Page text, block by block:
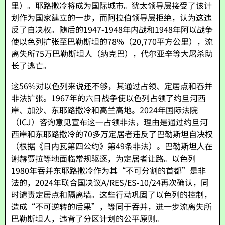
里）。耶路撒冷将成为国际城市。犹太领导层接受了该计
划作为国家建立的一步，而阿拉伯领导层拒绝，认为这违
反了自决权。随后的1947-1948年内战和1948年阿以战争
使以色列扩张至巴勒斯坦的78%（20,770平方公里），流
离失所75万巴勒斯坦人（纳克巴），代尔亚辛等大屠杀助
长了逃亡。
这56%对以色列来说还不够，其通过占领、定居点和吞并
非法扩张。1967年的六日战争使以色列占领了约旦河西
岸、加沙、东耶路撒冷和高兰高地。2024年国际法院
（ICJ）咨询意见宣布这一占领非法，理由是通过约旦河
西岸和东耶路撒冷的70多万定居者违反了巴勒斯坦自决权
（根据《日内瓦第四公约》第49条非法）。巴勒斯坦人在
谢赫贾拉等地面临常规驱逐，为定居者让路。以色列
1980年吞并东耶路撒冷作为其“不可分割的首都”是非
法的，2024年联合国决议A/RES/ES-10/24再次确认，同
时谴责定居点和隔离墙。这些行动巩固了以色列的控制，
造成“不可逆转的后果”，等同于吞并，进一步流离失所
巴勒斯坦人，违背了分区计划的公平原则。